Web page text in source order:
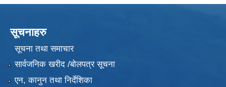
सूचनाहरु
सूचना तथा समाचार
सार्वजनिक खरीद /बोलपत्र सूचना
एन, कानुन तथा निर्देशिका